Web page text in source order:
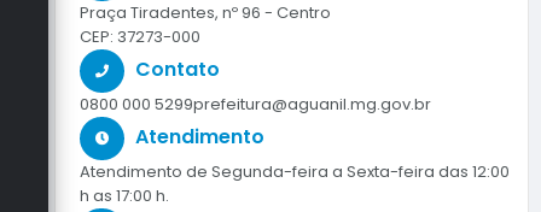
Praça Tiradentes, nº 96 - Centro
CEP: 37273-000
Contato
0800 000 5299prefeitura@aguanil.mg.gov.br
Atendimento
Atendimento de Segunda-feira a Sexta-feira das 12:00
h as 17:00 h.